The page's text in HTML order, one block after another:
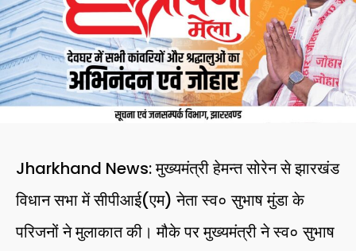
Jharkhand News: मुख्यमंत्री हेमन्त सोरेन से झारखंड
विधान सभा में सीपीआई(एम) नेता स्व० सुभाष मुंडा के
परिजनों ने मुलाकात की। मौके पर मुख्यमंत्री ने स्व० सुभाष